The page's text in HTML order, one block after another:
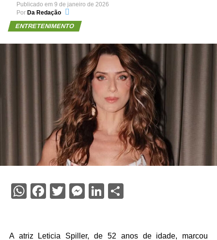
Publicado em 9 de janeiro de 2026
Por Da Redação
ENTRETENIMENTO
WhatsApp
Facebook
Twitter
Messenger
LinkedIn
Share
A atriz Leticia Spiller, de 52 anos de idade, marcou